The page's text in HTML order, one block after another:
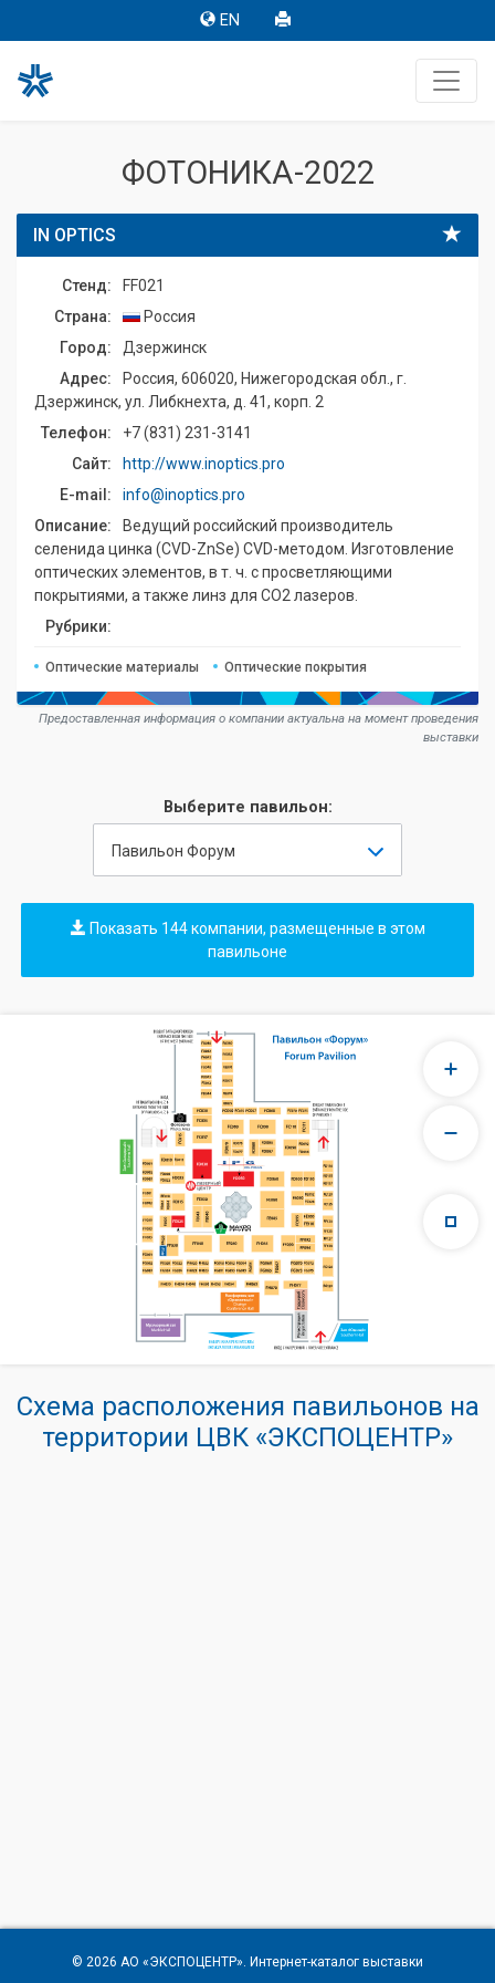
EN
ФОТОНИКА-2022
IN OPTICS
Стенд:
FF021
Страна:
Россия
Город:
Дзержинск
Адрес:
Россия, 606020, Нижегородская обл., г.
Дзержинск, ул. Либкнехта, д. 41, корп. 2
Телефон:
+7 (831) 231-3141
Сайт:
http://www.inoptics.pro
E-mail:
info@inoptics.pro
Описание:
Ведущий российский производитель
селенида цинка (CVD-ZnSe) CVD-методом. Изготовление
оптических элементов, в т. ч. с просветляющими
покрытиями, а также линз для СО2 лазеров.
Рубрики:
Оптические материалы Оптические покрытия
Предоставленная информация о компании актуальна на момент проведения
выставки
Выберите павильон:
Павильон Форум
Показать 144 компании, размещенные в этом
павильоне
Схема расположения павильонов на
территории ЦВК «ЭКСПОЦЕНТР»
© 2026 АО «ЭКСПОЦЕНТР». Интернет-каталог выставки